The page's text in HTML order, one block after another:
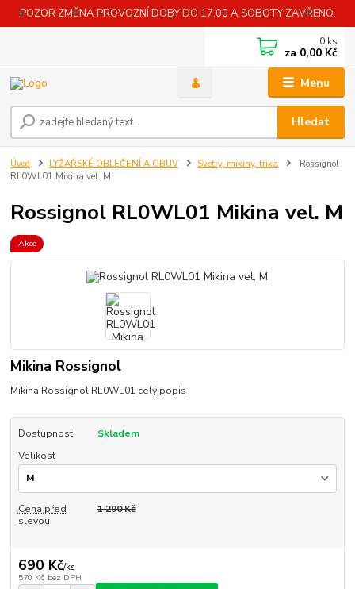
POZOR ZMĚNA PROVOZNÍ DOBY DO 17,00 A SOBOTY ZAVŘENO.
Menu
Hledat
0 ks
za 0,00 Kč
Úvod LYŽAŘSKÉ OBLEČENÍ A OBUV Svetry, mikiny, trika
Rossignol
RL0WL01 Mikina vel. M
Rossignol RL0WL01 Mikina vel. M
Akce
Mikina Rossignol
Mikina Rossignol RL0WL01 celý popis
Dostupnost
Skladem
Velikost
Cena před
slevou
1 290 Kč
690 Kč/ks
570 Kč bez DPH